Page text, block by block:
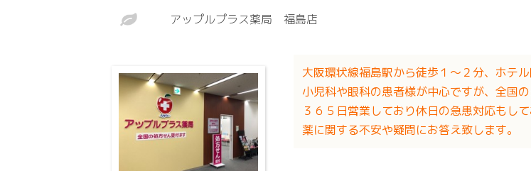
アップルプラス薬局 福島店
大阪環状線福島駅から徒歩１〜２分、ホテ
小児科や眼科の患者様が中心ですが、全国
３６５日営業しており休日の急患対応もし
薬に関する不安や疑問にお答え致します。